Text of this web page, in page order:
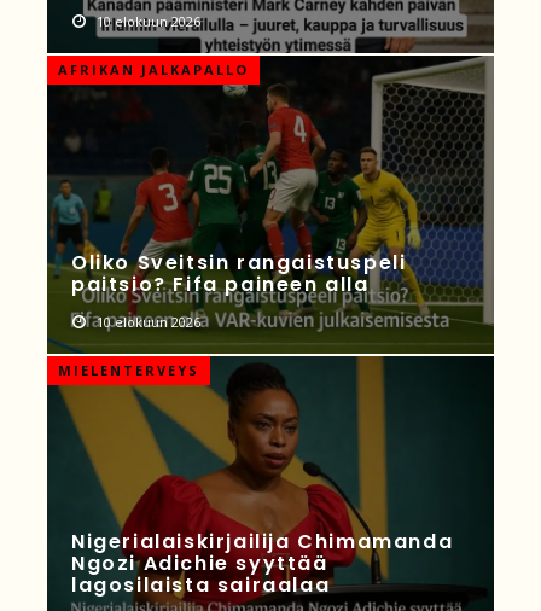
10 elokuun 2026
AFRIKAN JALKAPALLO
Oliko Sveitsin rangaistuspeli
paitsio? Fifa paineen alla
10 elokuun 2026
MIELENTERVEYS
Nigerialaiskirjailija Chimamanda
Ngozi Adichie syyttää
lagosilaista sairaalaa